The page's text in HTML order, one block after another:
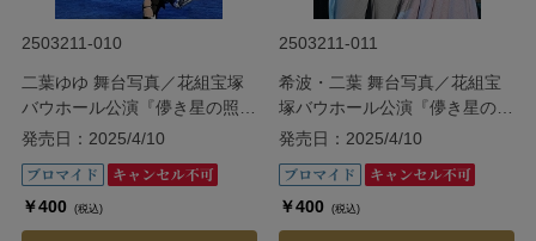
2503211-010
二葉ゆゆ 舞台写真／花組宝塚
バウホール公演『儚き星の照ら
す海の果てに』
発売日：2025/4/10
￥400 (税込)
2503211-011
希波・二葉 舞台写真／花組宝
塚バウホール公演『儚き星の照
らす海の果てに』
発売日：2025/4/10
￥400 (税込)